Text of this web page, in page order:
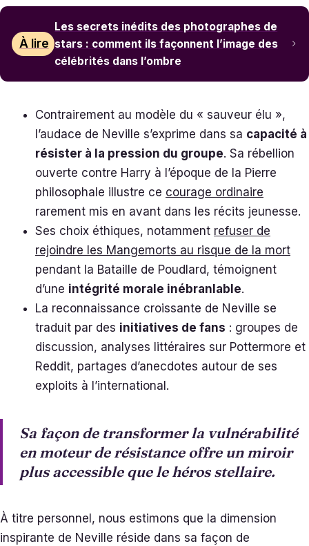
À lire
Les secrets inédits des photographes de
stars : comment ils façonnent l’image des
célébrités dans l’ombre
Contrairement au modèle du « sauveur élu »,
l’audace de Neville s’exprime dans sa capacité à
résister à la pression du groupe. Sa rébellion
ouverte contre Harry à l’époque de la Pierre
philosophale illustre ce courage ordinaire
rarement mis en avant dans les récits jeunesse.
Ses choix éthiques, notamment refuser de
rejoindre les Mangemorts au risque de la mort
pendant la Bataille de Poudlard, témoignent
d’une intégrité morale inébranlable.
La reconnaissance croissante de Neville se
traduit par des initiatives de fans : groupes de
discussion, analyses littéraires sur Pottermore et
Reddit, partages d’anecdotes autour de ses
exploits à l’international.
Sa façon de transformer la vulnérabilité
en moteur de résistance offre un miroir
plus accessible que le héros stellaire.
À titre personnel, nous estimons que la dimension
inspirante de Neville réside dans sa façon de